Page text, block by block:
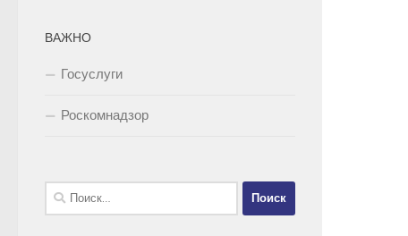
ВАЖНО
Госуслуги
Роскомнадзор
Найти: